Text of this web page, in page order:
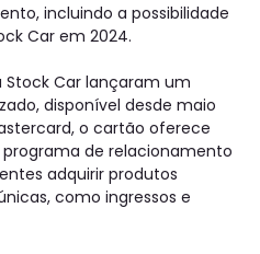
incluindo a possibilidade
Car em 2024.
Stock Car lançaram um
disponível desde maio
o cartão oferece
de relacionamento
adquirir produtos
como ingressos e